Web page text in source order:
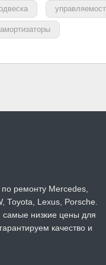
ремонту Mercedes,
Toyota, Lexus, Porsche.
самые низкие цены для
качество и